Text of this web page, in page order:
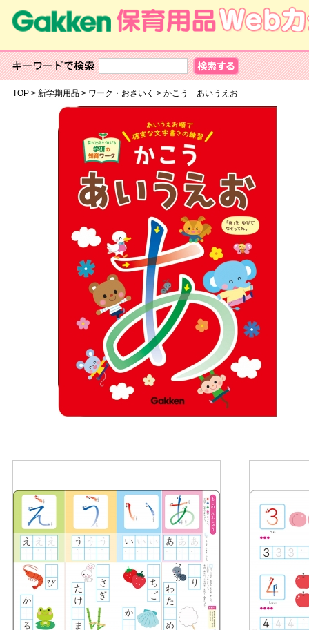
TOP> 新学期用品> ワーク・おさいく > かこう あいうえお